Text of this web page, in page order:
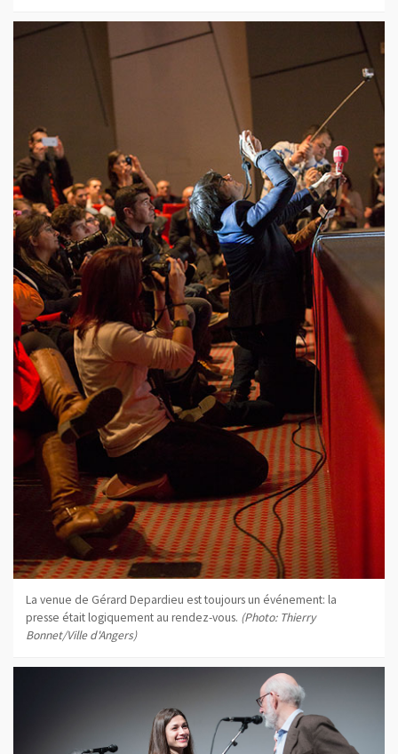
La venue de Gérard Depardieu est toujours un événement: la
presse était logiquement au rendez-vous. (Photo: Thierry
Bonnet/Ville d'Angers)